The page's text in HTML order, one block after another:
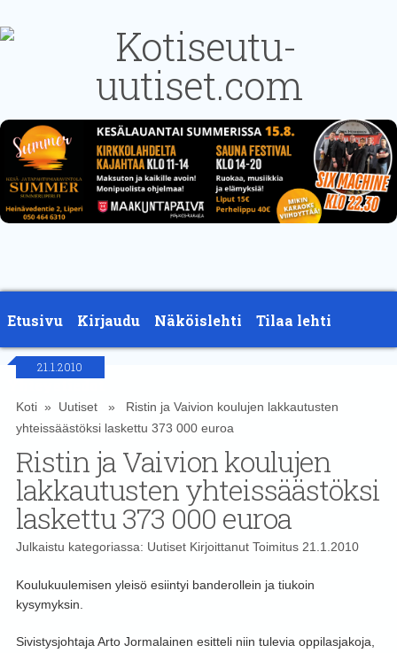
Etusivu Kirjaudu Näköislehti Tilaa lehti
21.1.2010
Koti» Uutiset» Ristin ja Vaivion koulujen lakkautusten
yhteissäästöksi laskettu 373 000 euroa
Ristin ja Vaivion koulujen
lakkautusten yhteissäästöksi
laskettu 373 000 euroa
Julkaistu kategoriassa: UutisetKirjoittanut Toimitus21.1.2010
Koulukuulemisen yleisö esiintyi banderollein ja tiukoin
kysymyksin.
Sivistysjohtaja Arto Jormalainen esitteli niin tulevia oppilasjakoja,